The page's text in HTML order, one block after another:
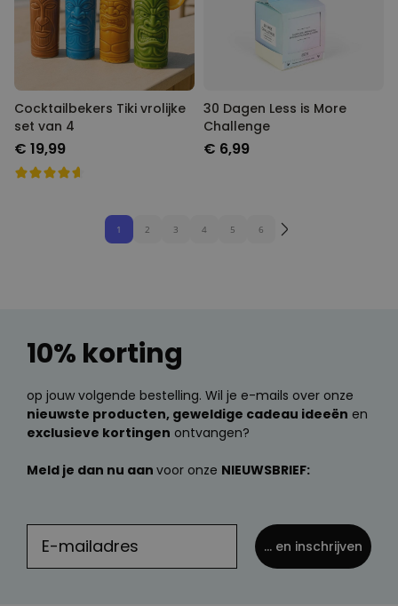
Cocktailbekers Tiki vrolijke
set van 4
€ 19,99
30 Dagen Less is More
Challenge
€ 6,99
1 2 3 4 5 6
10% korting
op jouw volgende bestelling. Wil je e-mails over onze
nieuwste producten, geweldige cadeau ideeën en
exclusieve kortingen ontvangen?
Meld je dan nu aan voor onze NIEUWSBRIEF:
... en inschrijven